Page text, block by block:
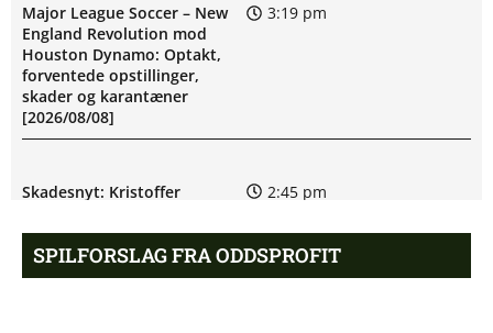
Major League Soccer – New
England Revolution mod
Houston Dynamo: Optakt,
forventede opstillinger,
skader og karantæner
[2026/08/08]
3:19 pm
Skadesnyt: Kristoffer
2:45 pm
SPILFORSLAG FRA ODDSPROFIT